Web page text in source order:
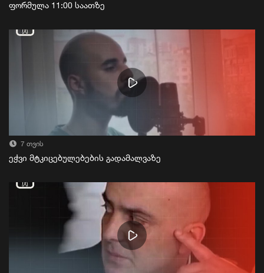
ფორმულა 11:00 საათზე
7 თვის
ეჭვი მტკიცებულებების გადამალვაზე